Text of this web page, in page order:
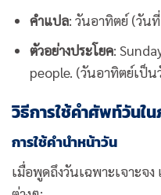
คำแปล: วันอาทิตย์ (วัน
ตัวอย่างประโยค:
people. (วันอาทิตย์เป็
วิธีการใช้คำศัพท์วันใ
การใช้คำนำหน้าวัน
เมื่อพูดถึงวันเฉพาะเจาะจ